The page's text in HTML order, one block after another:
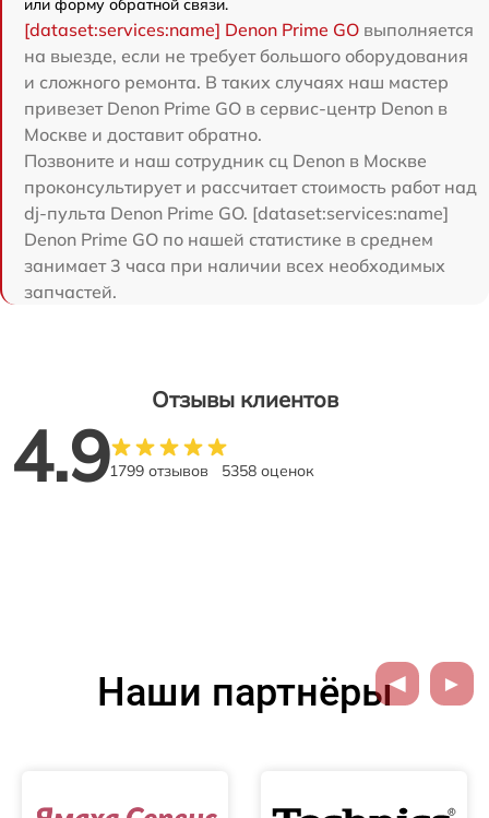
или форму обратной связи.
[dataset:services:name] Denon Prime GO выполняется
на выезде, если не требует большого оборудования
и сложного ремонта. В таких случаях наш мастер
привезет Denon Prime GO в сервис-центр Denon в
Москве и доставит обратно.
Позвоните и наш сотрудник сц Denon в Москве
проконсультирует и рассчитает стоимость работ над
dj-пульта Denon Prime GO. [dataset:services:name]
Denon Prime GO по нашей статистике в среднем
занимает 3 часа при наличии всех необходимых
запчастей.
Отзывы клиентов
4.91799 отзывов 5358 оценок
Наши партнёры